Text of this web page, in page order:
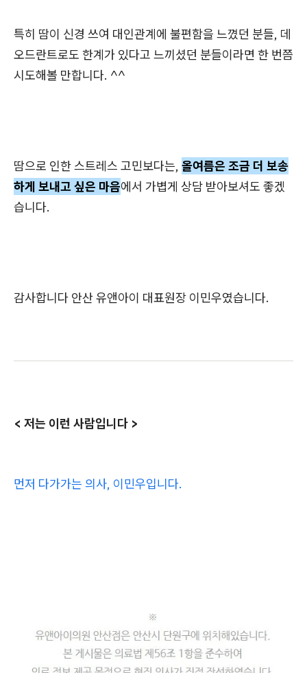
특히 땀이 신경 쓰여 대인관계에 불편함을 느꼈던 분들, 데
오드란트로도 한계가 있다고 느끼셨던 분들이라면 한 번쯤
시도해볼 만합니다. ^^
땀으로 인한 스트레스 고민보다는, 올여름은 조금 더 보송
하게 보내고 싶은 마음에서 가볍게 상담 받아보셔도 좋겠
습니다.
감사합니다 안산 유앤아이 대표원장 이민우였습니다.
< 저는 이런 사람입니다 >
먼저 다가가는 의사, 이민우입니다.